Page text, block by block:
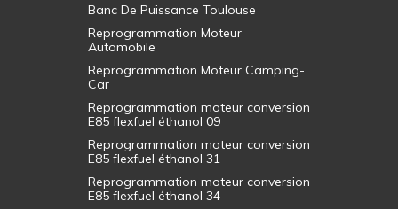
Banc De Puissance Toulouse
Reprogrammation Moteur
Automobile
Reprogrammation Moteur Camping-
Car
Reprogrammation moteur conversion
E85 flexfuel éthanol 09
Reprogrammation moteur conversion
E85 flexfuel éthanol 31
Reprogrammation moteur conversion
E85 flexfuel éthanol 34